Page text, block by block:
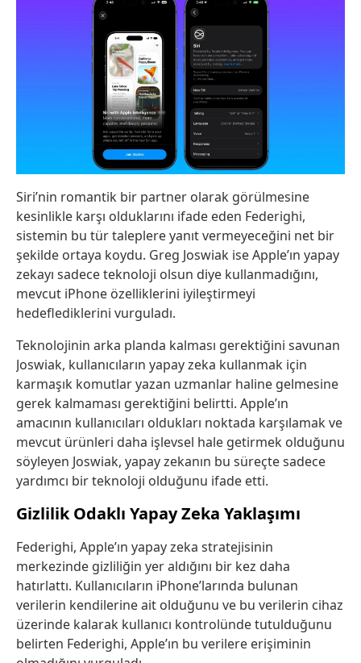
Siri’nin romantik bir partner olarak görülmesine
kesinlikle karşı olduklarını ifade eden Federighi,
sistemin bu tür taleplere yanıt vermeyeceğini net bir
şekilde ortaya koydu. Greg Joswiak ise Apple’ın yapay
zekayı sadece teknoloji olsun diye kullanmadığını,
mevcut iPhone özelliklerini iyileştirmeyi
hedeflediklerini vurguladı.
Teknolojinin arka planda kalması gerektiğini savunan
Joswiak, kullanıcıların yapay zeka kullanmak için
karmaşık komutlar yazan uzmanlar haline gelmesine
gerek kalmaması gerektiğini belirtti. Apple’ın
amacının kullanıcıları oldukları noktada karşılamak ve
mevcut ürünleri daha işlevsel hale getirmek olduğunu
söyleyen Joswiak, yapay zekanın bu süreçte sadece
yardımcı bir teknoloji olduğunu ifade etti.
Gizlilik Odaklı Yapay Zeka Yaklaşımı
Federighi, Apple’ın yapay zeka stratejisinin
merkezinde gizliliğin yer aldığını bir kez daha
hatırlattı. Kullanıcıların iPhone’larında bulunan
verilerin kendilerine ait olduğunu ve bu verilerin cihaz
üzerinde kalarak kullanıcı kontrolünde tutulduğunu
belirten Federighi, Apple’ın bu verilere erişiminin